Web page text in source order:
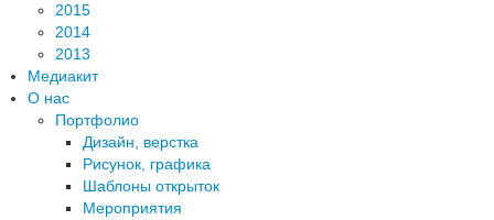
2015
2014
2013
Медиакит
О нас
Портфолио
Дизайн, верстка
Рисунок, графика
Шаблоны открыток
Мероприятия